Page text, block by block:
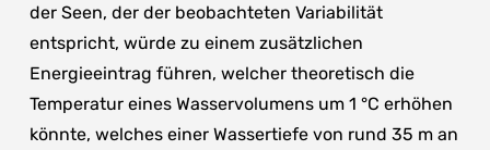
der Seen, der der beobachteten Variabilität
entspricht, würde zu einem zusätzlichen
Energieeintrag führen, welcher theoretisch die
Temperatur eines Wasservolumens um 1 °C erhöhen
könnte, welches einer Wassertiefe von rund 35 m an